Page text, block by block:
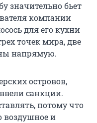
значительно бьет
компании
для его кухни
точек мира, две
напрямую.
островов,
санкции.
потому что
воздушное и